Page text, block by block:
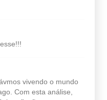
vivendo o mundo
Com esta análise,